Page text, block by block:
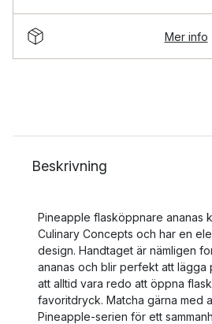
Mer info
Beskrivning
Pineapple flasköppnare ananas
Culinary Concepts och har en
design. Handtaget är nämligen
ananas och blir perfekt att
att alltid vara redo att öppna
favoritdryck. Matcha gärna med
Pineapple-serien för ett